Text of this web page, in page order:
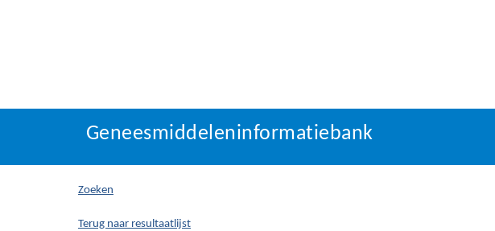
Geneesmiddeleninformatiebank
U
hier:
Geneesmiddeleninformatiebank
Zoeken
Terug naar resultaatlijst